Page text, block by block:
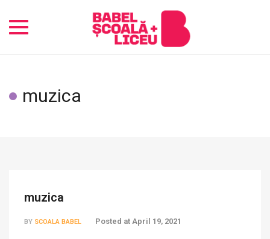
Toggle
muzica
muzica
BY SCOALA BABEL Posted at April 19, 2021